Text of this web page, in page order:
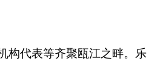
构代表等齐聚瓯江之畔。乐